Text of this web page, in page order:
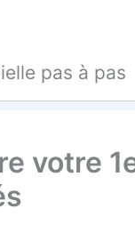
pas à pas
votre